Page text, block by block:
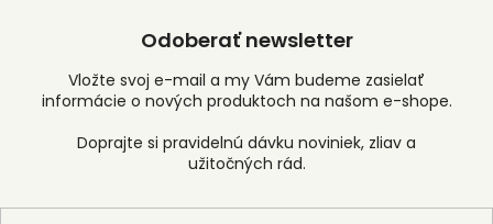
Odoberať newsletter
Vložte svoj e-mail a my Vám budeme zasielať
informácie o nových produktoch na našom e-shope.